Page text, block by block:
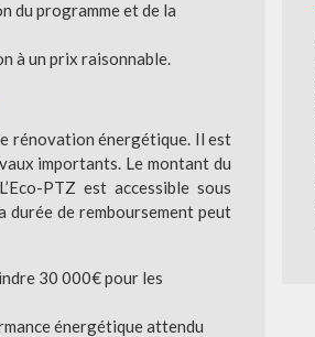
du programme et de la
à un prix raisonnable.
rénovation énergétique. Il est
importants. Le montant du
PTZ est accessible sous
durée de remboursement peut
30 000€ pour les
énergétique attendu